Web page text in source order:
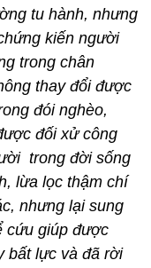
tu hành, nhưng
kiến người
trong chân
thay đổi được
đói nghèo,
đối xử công
trong đời sống
lừa lọc thậm chí
nhưng lại sung
cứu giúp được
bất lực và đã rời